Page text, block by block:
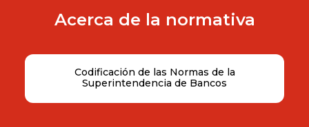
Acerca de la normativa
Codificación de las Normas de la
Superintendencia de Bancos